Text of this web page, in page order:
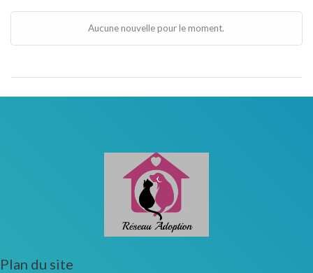
Aucune nouvelle pour le moment.
Plan du site